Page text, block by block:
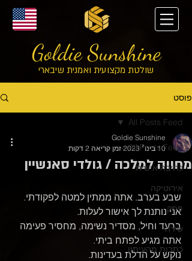
Goldie Sunshine
שולטת מקצועית ואמנית שיבארי
פוסט
All Posts Feed
כתיבה אישית
אירוטיקה
פתק
שירה
כתבות מהעיתון
All Posts Feed
מחווה למלכה / גולדי סאנשיין
Goldie Sunshine
10 בינו׳ 2023
זמן קריאה 2 דקות
שבע בערב. אתה ממתין למטה לפקודתי.
אני נותנת לך אישור לעלות.
ברעד וחיל, מסדיר נשימה, מחסיר פעימה
אתה מגיע לפתח ביתי.
נוקש על הדלת בעדינות.